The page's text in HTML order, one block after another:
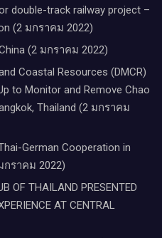
double-track railway project –
(2 มกราคม 2022)
(2 มกราคม 2022)
Coastal Resources (DMCR)
to Monitor and Remove Chao
Thailand (2 มกราคม
German Cooperation in
กราคม 2022)
OF THAILAND PRESENTED
AT CENTRAL